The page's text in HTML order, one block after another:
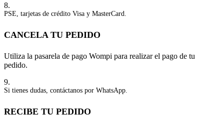
8.
PSE, tarjetas de crédito Visa y MasterCard.
CANCELA TU PEDIDO
Utiliza la pasarela de pago Wompi para realizar el pago de tu
pedido.
9.
Si tienes dudas, contáctanos por WhatsApp.
RECIBE TU PEDIDO